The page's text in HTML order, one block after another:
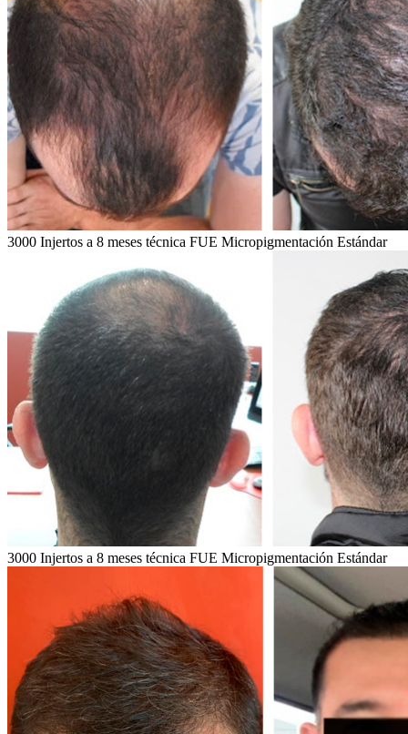
3000 Injertos a 8 meses técnica FUE Micropigmentación Estándar
3000 Injertos a 8 meses técnica FUE Micropigmentación Estándar